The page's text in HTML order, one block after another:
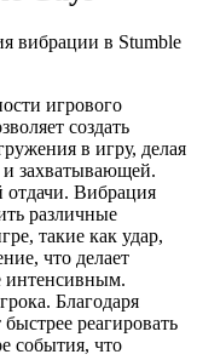
вибрации в Stumble
игрового
создать
в игру, делая
и захватывающей.
отдачи. Вибрация
различные
такие как удар,
что делает
интенсивным.
Благодаря
реагировать
события, что